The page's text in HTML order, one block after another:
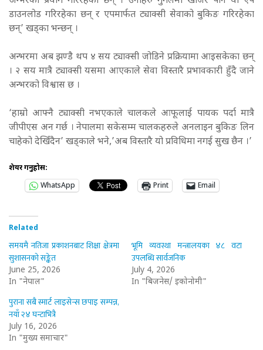
डाउनलोड गरिरहेका छन् र एपमार्फत ट्याक्सी सेवाको बुकिङ गरिरहेका
छन्’ खड्का भन्छन् ।
अन्भरमा अब झण्डै थप ४ सय ट्याक्सी जोडिने प्रक्रियामा आइसकेका छन्
। २ सय मात्रै ट्याक्सी यसमा आएकाले सेवा विस्तारै प्रभावकारी हुँदै जाने
अन्भरको विश्वास छ ।
‘हाम्रो आफ्नै ट्याक्सी नभएकाले चालकले आफूलाई पायक पर्दा मात्रै
जीपीएस अन गर्छ । नेपालमा सकेसम्म चालकहरुले अनलाइन बुकिङ लिन
चाहेको देखिँदैन’ खड्काले भने,’अब विस्तारै यो प्रविधिमा नगई सुख छैन ।’
शेयर गर्नुहोस:
WhatsApp
Print Email
Related
समयमै नतिजा प्रकाशनबाट शिक्षा क्षेत्रमा
सुशासनको सङ्केत
June 25, 2026
In "नेपाल"
भूमि व्यवस्था मन्त्रालयका ४८ वटा
उपलब्धि सार्वजनिक
July 4, 2026
In "बिजनेस/ इकोनोमी"
पुराना सबै स्मार्ट लाइसेन्स छपाइ सम्पन्न,
नयाँ २४ घन्टाभित्रै
July 16, 2026
In "मुख्य समाचार"